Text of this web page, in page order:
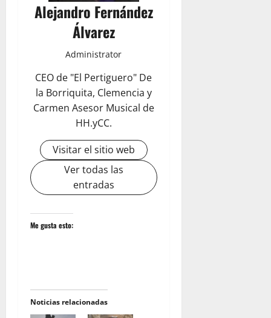
Alejandro Fernández
Álvarez
Administrator
CEO de "El Pertiguero" De
la Borriquita, Clemencia y
Carmen Asesor Musical de
HH.yCC.
Visitar el sitio web
Ver todas las
entradas
Me gusta esto:
Noticias relacionadas